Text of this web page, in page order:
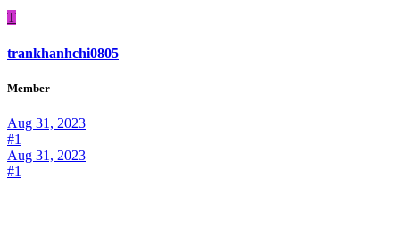
T
trankhanhchi0805
Member
Aug 31, 2023
#1
Aug 31, 2023
#1